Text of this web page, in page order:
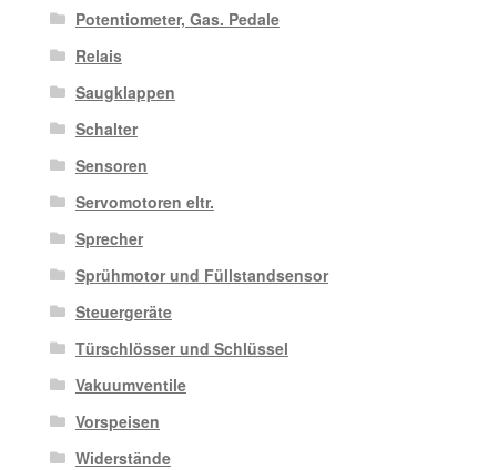
Potentiometer, Gas. Pedale
Relais
Saugklappen
Schalter
Sensoren
Servomotoren eltr.
Sprecher
Sprühmotor und Füllstandsensor
Steuergeräte
Türschlösser und Schlüssel
Vakuumventile
Vorspeisen
Widerstände